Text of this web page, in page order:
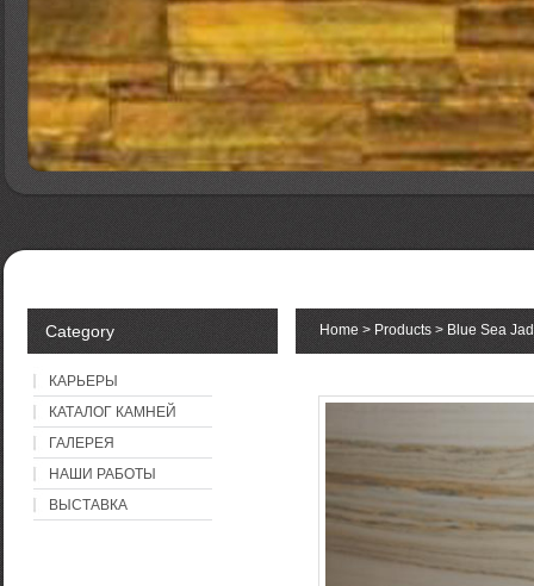
Home> Products > Blue Sea
Category
КАРЬЕРЫ
КАТАЛОГ КАМНЕЙ
ГАЛЕРЕЯ
НАШИ РАБОТЫ
ВЫСТАВКА